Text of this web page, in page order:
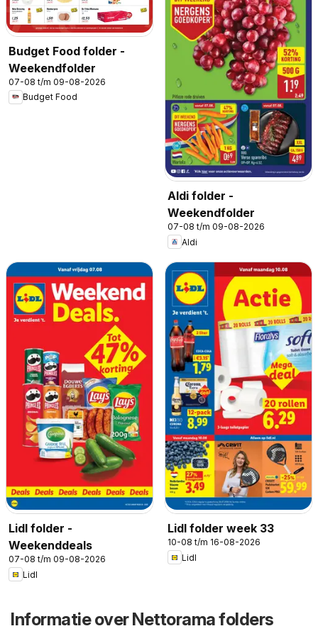
Budget Food folder -
Weekendfolder
07-08 t/m 09-08-2026
Budget Food
Aldi folder -
Weekendfolder
07-08 t/m 09-08-2026
Aldi
Lidl folder -
Weekenddeals
07-08 t/m 09-08-2026
Lidl
Lidl folder week 33
10-08 t/m 16-08-2026
Lidl
Informatie over Nettorama folders